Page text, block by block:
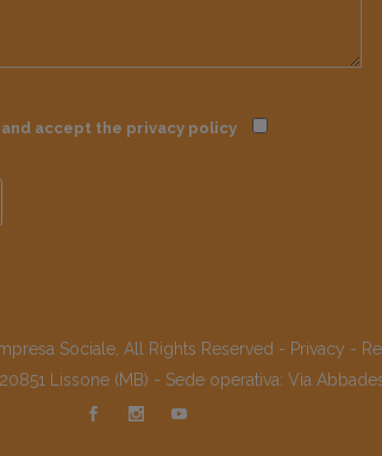
accept the privacy policy
Sociale, All Rights Reserved - Privacy -
Lissone (MB) - Sede operativa: Via